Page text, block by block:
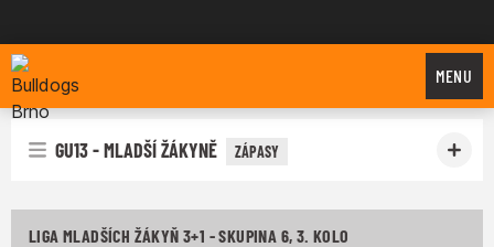
Bulldogs Brno
MENU
GU13 - MLADŠÍ ŽÁKYNĚ ZÁPASY
LIGA MLADŠÍCH ŽÁKYŇ 3+1 - SKUPINA 6, 3. KOLO